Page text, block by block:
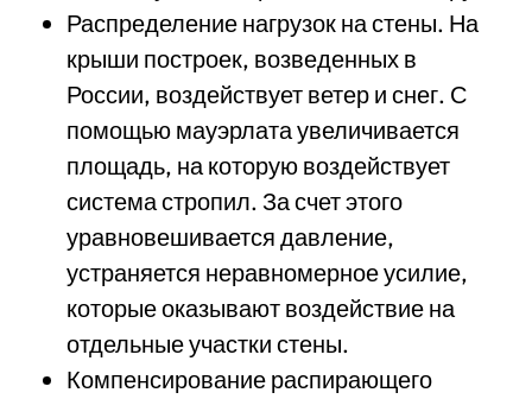
Распределение нагрузок на стены. На
крыши построек, возведенных в
России, воздействует ветер и снег. С
помощью мауэрлата увеличивается
площадь, на которую воздействует
система стропил. За счет этого
уравновешивается давление,
устраняется неравномерное усилие,
которые оказывают воздействие на
отдельные участки стены.
Компенсирование распирающего